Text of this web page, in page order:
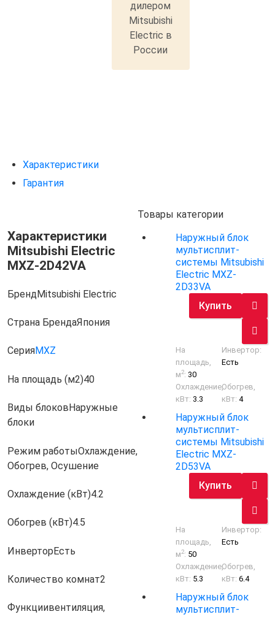
дилером
Mitsubishi
Electric в
России
Характеристики
Гарантия
Характеристики
Mitsubishi Electric
MXZ-2D42VA
БрендMitsubishi Electric
Страна БрендаЯпония
СерияMXZ
На площадь (м2)40
Виды блоковНаружные
блоки
Режим работыОхлаждение,
Обогрев, Осушение
Охлаждение (кВт)4.2
Обогрев (кВт)4.5
ИнверторЕсть
Количество комнат2
Функциивентиляция,
Товары категории
Наружный блок
мультисплит-
системы Mitsubishi
Electric MXZ-
2D33VA
Купить
На
площадь,
м2: 30
Инвертор:
Есть
Охлаждение,
кВт: 3.3
Обогрев,
кВт:4
Наружный блок
мультисплит-
системы Mitsubishi
Electric MXZ-
2D53VA
Купить
На
площадь,
м2: 50
Инвертор:
Есть
Охлаждение,
кВт: 5.3
Обогрев,
кВт:6.4
Наружный блок
мультисплит-